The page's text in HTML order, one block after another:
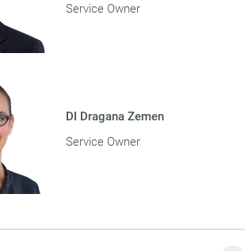
Service Owner
DI Dragana Zemen
Service Owner